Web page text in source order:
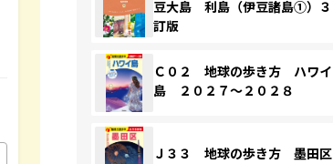
豆大島 利島（伊豆諸島①）３
訂版
Ｃ０２ 地球の歩き方 ハワイ
島 ２０２７～２０２８
Ｊ３３ 地球の歩き方 墨田区